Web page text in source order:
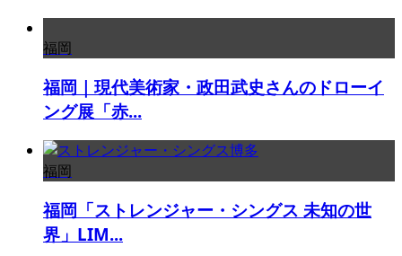
福岡
福岡｜現代美術家・政田武史さんのドローイ
ング展「赤...
福岡
福岡「ストレンジャー・シングス 未知の世
界」LIM...